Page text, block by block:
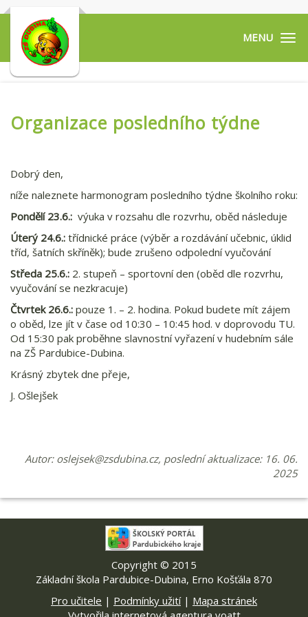
Organizace posledního týdne
Dobrý den,
níže naleznete harmonogram posledního týdne školního roku:
Pondělí 23.6.: výuka v rozsahu dle rozvrhu, oběd následuje
Úterý 24.6.: třídnické práce (výběr a rozdávání učebnic, úklid
tříd, šatních skříněk); bude zrušeno odpolední vyučování
Středa 25.6.: 2. stupeň – sportovní den (oběd dle rozvrhu,
vyučování se nezkracuje)
Čtvrtek 26.6.: pouze 1. – 2. hodina. Pokud budete mít zájem
o oběd, lze jít v čase od 10:30 – 10:45 hod. v doprovodu TU.
Od 15:30 pak proběhne slavnostní vyřazení v hudebním sále
na ZŠ Pardubice-Dubina.
Krásný zbytek dne přeje,
J. Ošlejšek
Autor: oslejsek@zsdubina.cz, poslední aktualizace: 16. 06.
2025
Copyright © 2015
Základní škola Pardubice-Dubina, Erno Košťála 870
Pro učitele | Podmínky užití| Mapa stránek